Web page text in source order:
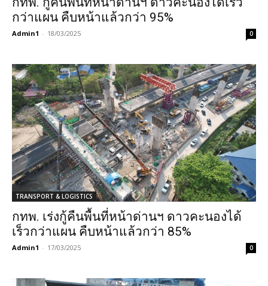
กว่าแผน คืบหน้าแล้วกว่า 95%
Admin1 - 18/03/2025 0
TRANSPORT & LOGISTICS
กทพ. เร่งกู้คืนพื้นที่หน้าด่านฯ ดาวคะนองได้
เร็วกว่าแผน คืบหน้าแล้วกว่า 85%
Admin1 - 17/03/2025 0